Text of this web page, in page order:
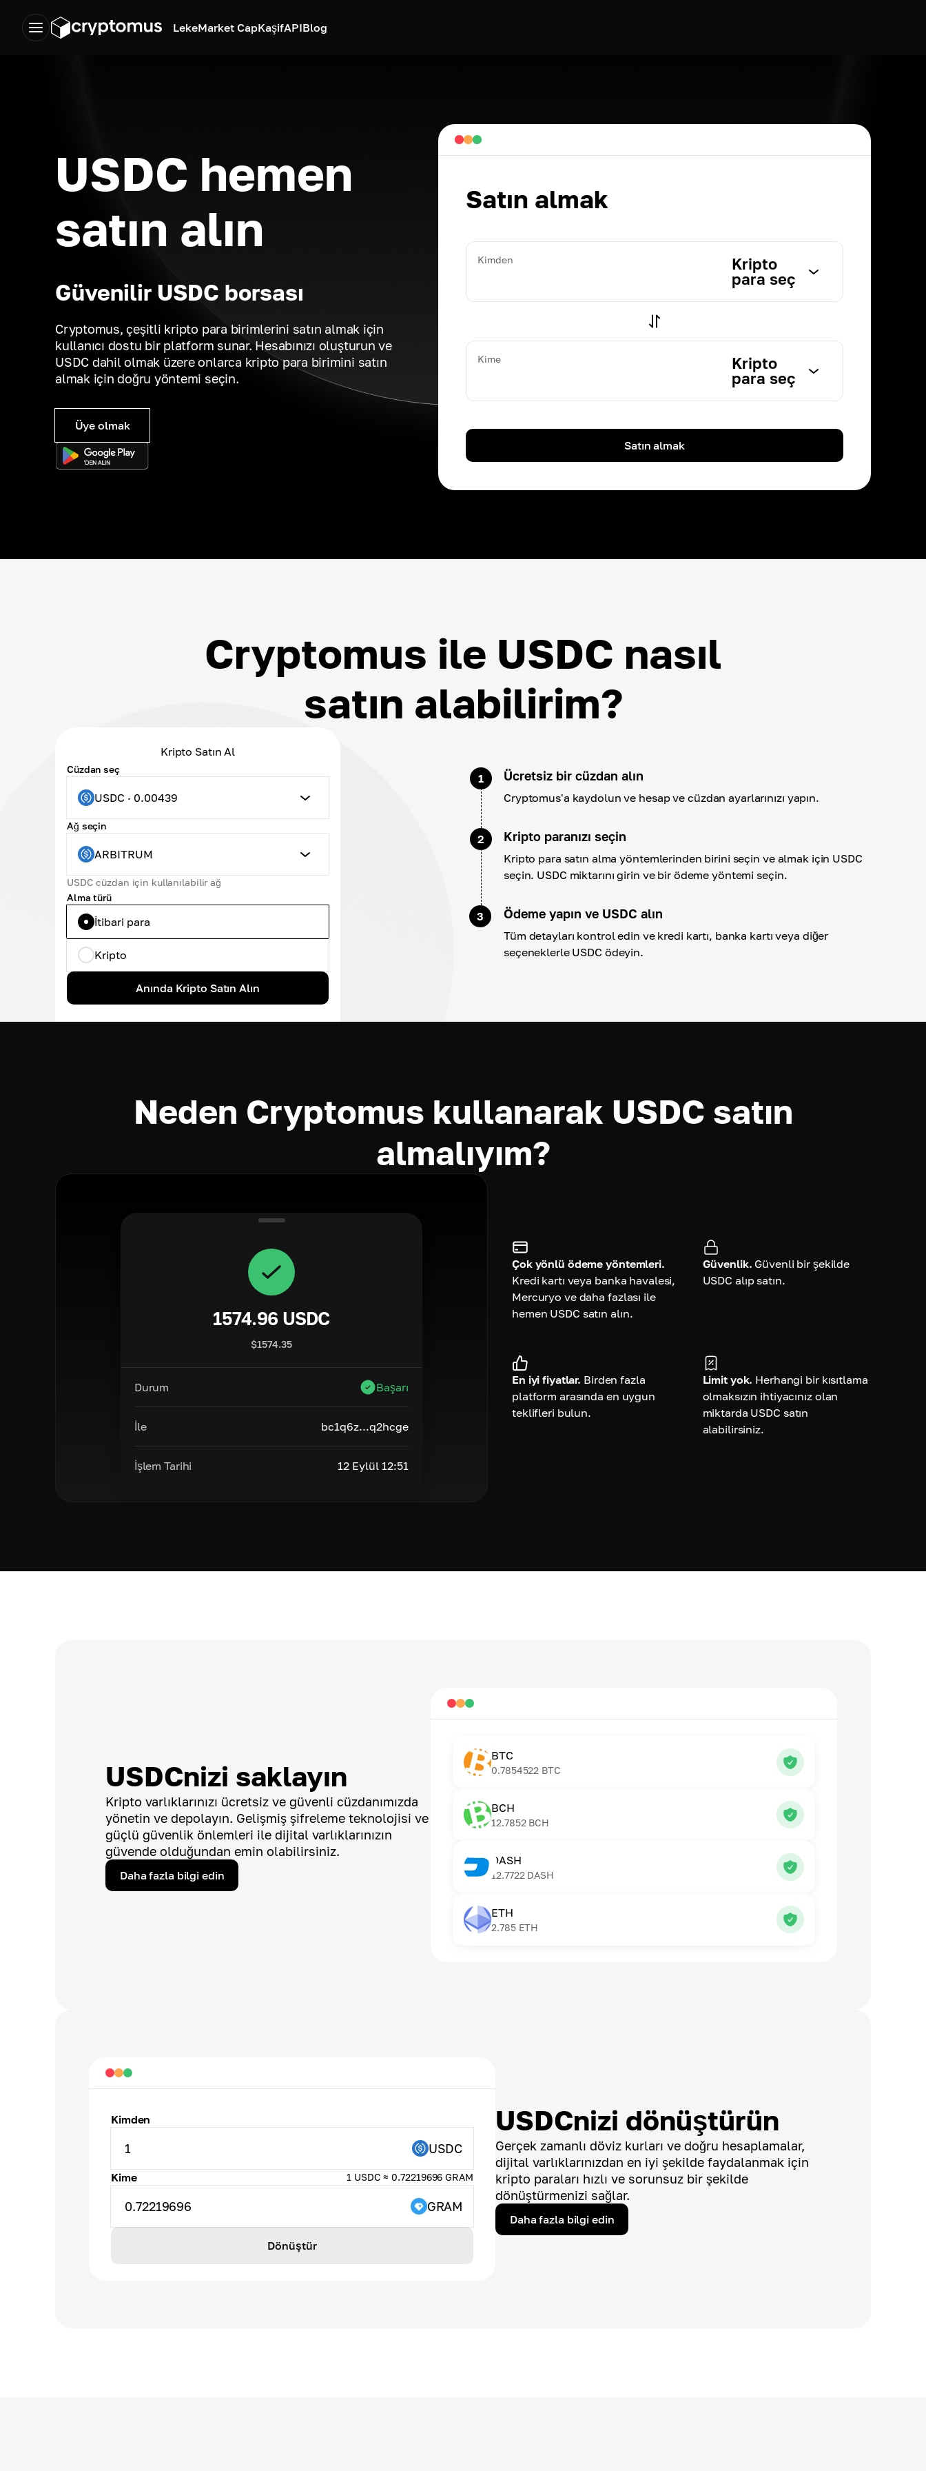
LekeMarket CapKaşifAPIBlog
USDC hemen
satın alın
Güvenilir USDC borsası
Cryptomus, çeşitli kripto para birimlerini satın almak için
kullanıcı dostu bir platform sunar. Hesabınızı oluşturun ve
USDC dahil olmak üzere onlarca kripto para birimini satın
almak için doğru yöntemi seçin.
Üye olmak
Satın almak
Kimden
Kripto
para seç
Kime
Kripto
para seç
Satın almak
Cryptomus ile USDC nasıl
satın alabilirim?
Kripto Satın Al
Cüzdan seç
USDC · 0.00439
Ağ seçin
ARBITRUM
USDC cüzdan için kullanılabilir ağ
Alma türü
İtibari para
Kripto
Anında Kripto Satın Alın
1 Ücretsiz bir cüzdan alın
Cryptomus'a kaydolun ve hesap ve cüzdan ayarlarınızı yapın.
2 Kripto paranızı seçin
Kripto para satın alma yöntemlerinden birini seçin ve almak için USDC
seçin. USDC miktarını girin ve bir ödeme yöntemi seçin.
3 Ödeme yapın ve USDC alın
Tüm detayları kontrol edin ve kredi kartı, banka kartı veya diğer
seçeneklerle USDC ödeyin.
Neden Cryptomus kullanarak USDC satın
almalıyım?
1574.96 USDC
$1574.35
Durum Başarı
İle bc1q6z...q2hcge
İşlem Tarihi 12 Eylül 12:51
Çok yönlü ödeme yöntemleri.
Kredi kartı veya banka havalesi,
Mercuryo ve daha fazlası ile
hemen USDC satın alın.
Güvenlik. Güvenli bir şekilde
USDC alıp satın.
En iyi fiyatlar. Birden fazla
platform arasında en uygun
teklifleri bulun.
Limit yok. Herhangi bir kısıtlama
olmaksızın ihtiyacınız olan
miktarda USDC satın
alabilirsiniz.
USDCnizi saklayın
Kripto varlıklarınızı ücretsiz ve güvenli cüzdanımızda
yönetin ve depolayın. Gelişmiş şifreleme teknolojisi ve
güçlü güvenlik önlemleri ile dijital varlıklarınızın
güvende olduğundan emin olabilirsiniz.
Daha fazla bilgi edin
BTC
0.7854522 BTC
BCH
12.7852 BCH
DASH
12.7722 DASH
ETH
2.785 ETH
USDCnizi dönüştürün
Gerçek zamanlı döviz kurları ve doğru hesaplamalar,
dijital varlıklarınızdan en iyi şekilde faydalanmak için
kripto paraları hızlı ve sorunsuz bir şekilde
dönüştürmenizi sağlar.
Daha fazla bilgi edin
Kimden
1 USDC
Kime 1 USDC ≈ 0.72219696 GRAM
0.72219696 GRAM
Dönüştür